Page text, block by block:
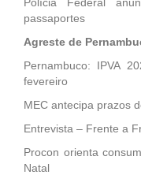
passaportes
Agreste de
Pernambuco: IPVA
fevereiro
MEC antecipa prazos
Entrevista – Frente a
Procon orienta
Natal